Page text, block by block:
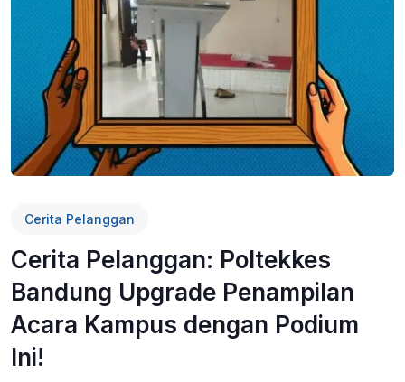
Cerita Pelanggan
Cerita Pelanggan: Poltekkes
Bandung Upgrade Penampilan
Acara Kampus dengan Podium
Ini!